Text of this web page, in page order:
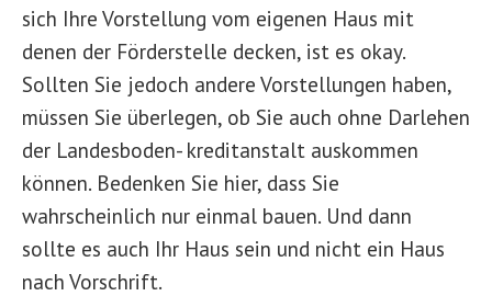
sich Ihre Vorstellung vom eigenen Haus mit
denen der Förderstelle decken, ist es okay.
Sollten Sie jedoch andere Vorstellungen haben,
müssen Sie überlegen, ob Sie auch ohne Darlehen
der Landesboden- kreditanstalt auskommen
können. Bedenken Sie hier, dass Sie
wahrscheinlich nur einmal bauen. Und dann
sollte es auch Ihr Haus sein und nicht ein Haus
nach Vorschrift.